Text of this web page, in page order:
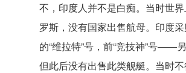
不，印度人并不是白痴。当时世
罗斯，没有国家出售航母。印度
的“维拉特”号，前“竞技神”号——
但此后没有出售此类舰艇。当时